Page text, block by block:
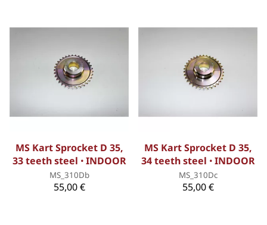
MS Kart Sprocket D 35,
33 teeth steel ꞏ INDOOR
MS_310Db
55,00 €
MS Kart Sprocket D 35,
34 teeth steel ꞏ INDOOR
MS_310Dc
55,00 €